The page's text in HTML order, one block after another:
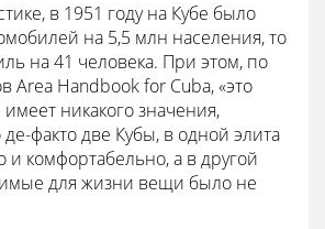
в 1951 году на Кубе было
на 5,5 млн населения, то
на 41 человека. При этом, по
Area Handbook for Cuba, «это
имеет никакого значения,
факто две Кубы, в одной элита
и комфортабельно, а в другой
для жизни вещи было не